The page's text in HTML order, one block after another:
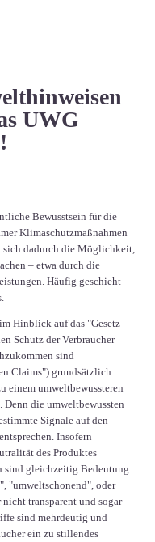
UWG
Bewusstsein für die
Klimaschutzmaßnahmen
sich dadurch die Möglichkeit,
– etwa durch die
Häufig geschieht
Hinblick auf das "Gesetz
Schutz der Verbraucher
sind
Claims") grundsätzlich
einem umweltbewussteren
die umweltbewussten
Signale auf den
Insofern
des Produktes
sind gleichzeitig Bedeutung
"umweltschonend", oder
transparent und sogar
sind mehrdeutig und
ein zu stillendes